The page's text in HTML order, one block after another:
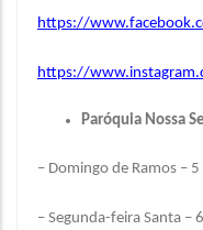
https://
https://
Paróquia Nossa
– Domingo de Ramos –
– Segunda-feira Santa –